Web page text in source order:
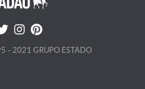
- 2021 GRUPO ESTADO